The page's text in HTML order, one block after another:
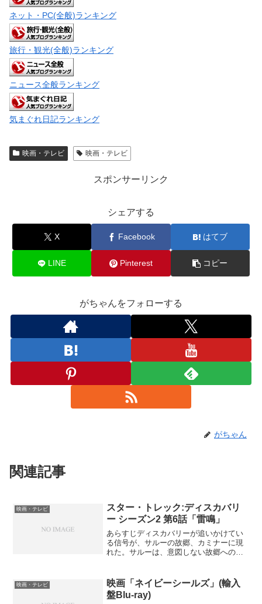
ネット・PC(全般)ランキング
旅行・観光(全般)ランキング
ニュース全般ランキング
気まぐれ日記ランキング
映画・テレビ 映画・テレビ
スポンサーリンク
シェアする
X Facebook はてブ
LINE Pinterest コピー
がちゃんをフォローする
がちゃん
関連記事
映画・テレビ
スター・トレック:ディスカバリ
ー シーズン2 第6話「雷鳴」
あらすじディスカバリーが追いかけてい
る信号が、サルーの故郷、カミナーに現
れた。サルーは、意図しない故郷への帰
ルーの故郷の村に降り立つ。そこで待っ
ていたのは、司祭になって...
映画・テレビ
映画「ネイビーシールズ」(輸入
盤Blu-ray)